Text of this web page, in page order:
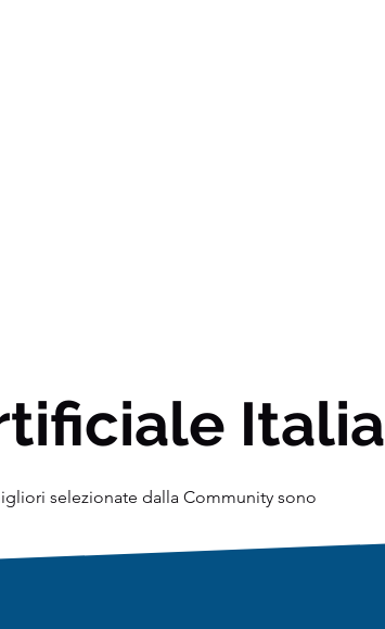
Italia
selezionate dalla Community sono